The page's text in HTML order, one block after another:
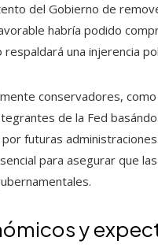
del Gobierno de
habría podido
una injerencia
conservadores,
de la Fed
futuras
para asegurar que
y